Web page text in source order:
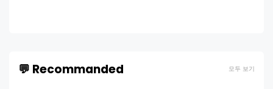
💬 Recommanded 모두 보기